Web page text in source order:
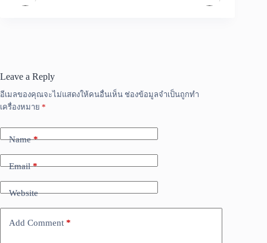
Leave a Reply
อีเมลของคุณจะไม่แสดงให้คนอื่นเห็น ช่องข้อมูลจำเป็นถูกทำ
เครื่องหมาย *
Name*
Email*
Website
Add Comment *